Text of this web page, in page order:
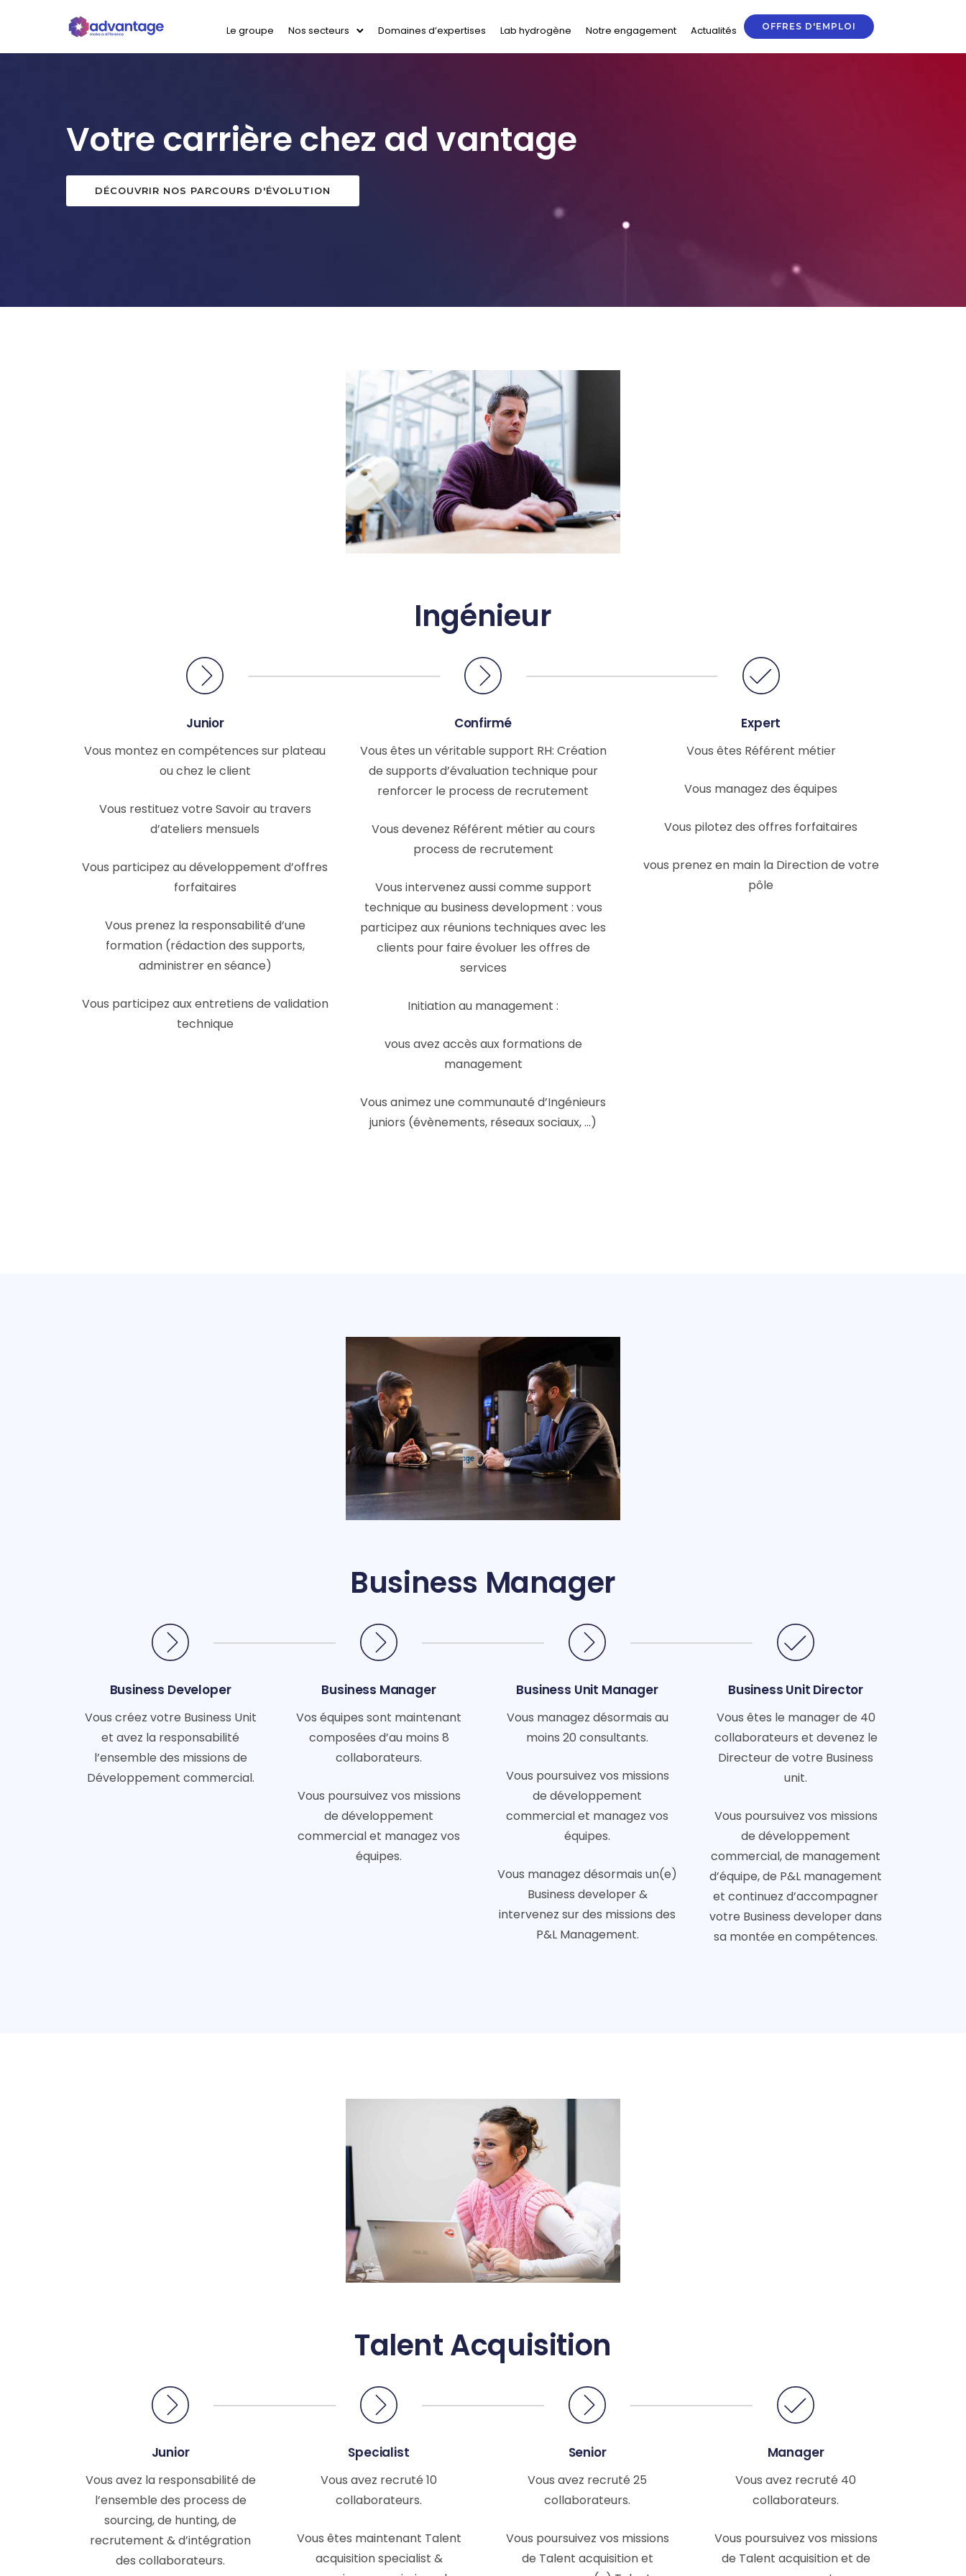
Le groupe Nos secteurs Domaines d’expertises Lab hydrogène Notre engagement Actualités OFFRES D'EMPLOI
Votre carrière chez ad vantage
DÉCOUVRIR NOS PARCOURS D'ÉVOLUTION
Ingénieur
Junior
Vous montez en compétences sur plateau
ou chez le client
Vous restituez votre Savoir au travers
d’ateliers mensuels
Vous participez au développement d’offres
forfaitaires
Vous prenez la responsabilité d’une
formation (rédaction des supports,
administrer en séance)
Vous participez aux entretiens de validation
technique
Confirmé
Vous êtes un véritable support RH: Création
de supports d’évaluation technique pour
renforcer le process de recrutement
Vous devenez Référent métier au cours
process de recrutement
Vous intervenez aussi comme support
technique au business development : vous
participez aux réunions techniques avec les
clients pour faire évoluer les offres de
services
Initiation au management :
vous avez accès aux formations de
management
Vous animez une communauté d’Ingénieurs
juniors (évènements, réseaux sociaux, …)
Expert
Vous êtes Référent métier
Vous managez des équipes
Vous pilotez des offres forfaitaires
vous prenez en main la Direction de votre
pôle
Business Manager
Business Developer
Vous créez votre Business Unit
et avez la responsabilité
l’ensemble des missions de
Développement commercial.
Business Manager
Vos équipes sont maintenant
composées d’au moins 8
collaborateurs.
Vous poursuivez vos missions
de développement
commercial et managez vos
équipes.
Business Unit Manager
Vous managez désormais au
moins 20 consultants.
Vous poursuivez vos missions
de développement
commercial et managez vos
équipes.
Vous managez désormais un(e)
Business developer &
intervenez sur des missions des
P&L Management.
Business Unit Director
Vous êtes le manager de 40
collaborateurs et devenez le
Directeur de votre Business
unit.
Vous poursuivez vos missions
de développement
commercial, de management
d’équipe, de P&L management
et continuez d’accompagner
votre Business developer dans
sa montée en compétences.
Talent Acquisition
Junior
Vous avez la responsabilité de
l’ensemble des process de
sourcing, de hunting, de
recrutement & d’intégration
des collaborateurs.
Specialist
Vous avez recruté 10
collaborateurs.
Vous êtes maintenant Talent
acquisition specialist &
Senior
Vous avez recruté 25
collaborateurs.
Vous poursuivez vos missions
de Talent acquisition et
Manager
Vous avez recruté 40
collaborateurs.
Vous poursuivez vos missions
de Talent acquisition et de